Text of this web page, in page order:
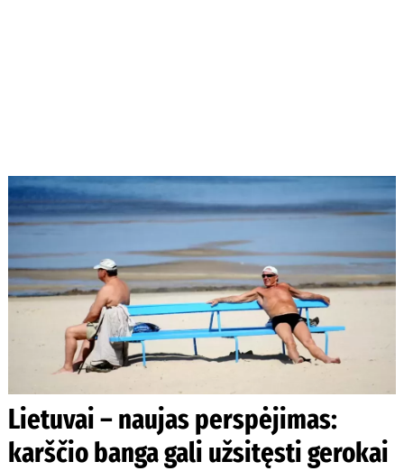
Lietuvai – naujas perspėjimas:
karščio banga gali užsitęsti gerokai